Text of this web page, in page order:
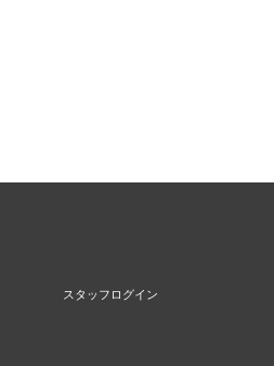
スタッフログイン